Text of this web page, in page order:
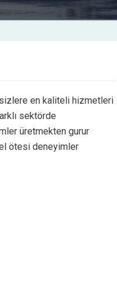
en kaliteli hizmetleri
sektörde
üretmekten gurur
ötesi deneyimler